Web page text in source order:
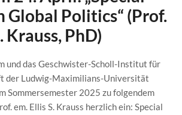
Global Politics“ (Prof.
Krauss, PhD)
und das Geschwister-Scholl-Institut für
der Ludwig-Maximilians-Universität
Sommersemester 2025 zu folgendem
em. Ellis S. Krauss herzlich ein: Special